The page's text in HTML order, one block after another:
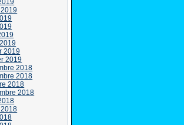
2019
2019
2018
2018
2018
2018